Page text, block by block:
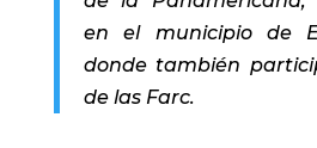
en el municipio de
donde también
de las Farc.